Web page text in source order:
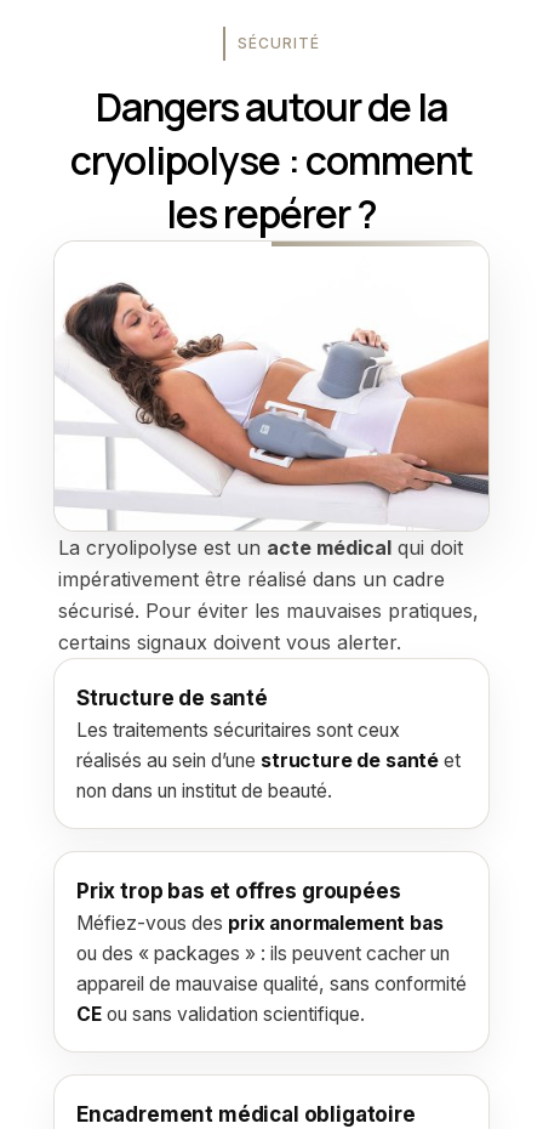
SÉCURITÉ
Dangers autour de la
cryolipolyse : comment
les repérer ?
La cryolipolyse est un acte médical qui doit
impérativement être réalisé dans un cadre
sécurisé. Pour éviter les mauvaises pratiques,
certains signaux doivent vous alerter.
Structure de santé
Les traitements sécuritaires sont ceux
réalisés au sein d’une structure de santé et
non dans un institut de beauté.
Prix trop bas et offres groupées
Méfiez-vous des prix anormalement bas
ou des « packages » : ils peuvent cacher un
appareil de mauvaise qualité, sans conformité
CEou sans validation scientifique.
Encadrement médical obligatoire